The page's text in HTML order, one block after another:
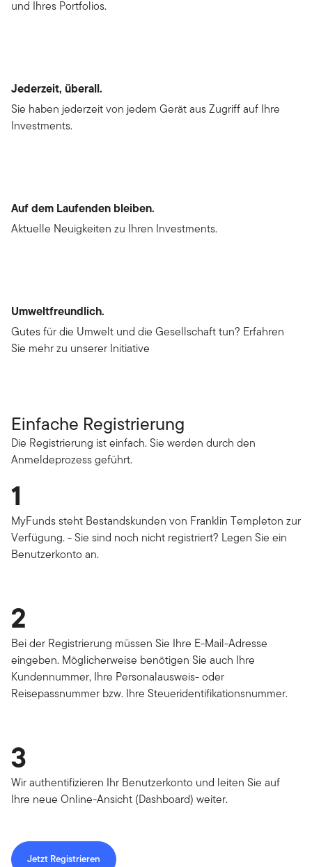
und Ihres Portfolios.
Jederzeit, überall.
Sie haben jederzeit von jedem Gerät aus Zugriff auf Ihre
Investments.
Auf dem Laufenden bleiben.
Aktuelle Neuigkeiten zu Ihren Investments.
Umweltfreundlich.
Gutes für die Umwelt und die Gesellschaft tun? Erfahren
Sie mehr zu unserer Initiative
Einfache Registrierung
Die Registrierung ist einfach. Sie werden durch den
Anmeldeprozess geführt.
1
MyFunds steht Bestandskunden von Franklin Templeton zur
Verfügung. - Sie sind noch nicht registriert? Legen Sie ein
Benutzerkonto an.
2
Bei der Registrierung müssen Sie Ihre E-Mail-Adresse
eingeben. Möglicherweise benötigen Sie auch Ihre
Kundennummer, Ihre Personalausweis- oder
Reisepassnummer bzw. Ihre Steueridentifikationsnummer.
3
Wir authentifizieren Ihr Benutzerkonto und leiten Sie auf
Ihre neue Online-Ansicht (Dashboard) weiter.
Jetzt Registrieren